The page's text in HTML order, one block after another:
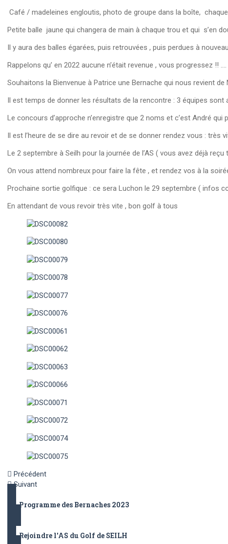
Café / madeleines engloutis, photo de groupe dans la boîte,
Petite balle jaune qui changera de main à chaque trou et qui s’en
Il y aura des balles égarées, puis retrouvées , puis perdues à
Rappelons qu’ en 2022 aucune n’était revenue , vous progressez
Souhaitons la Bienvenue à Patrice une Bernache qui nous revient
Il est temps de donner les résultats de la rencontre : 3 équipes sont
Le concours d’approche n’enregistre que 2 noms et c’est André qui
Il est l’heure de se dire au revoir et de se donner rendez vous : très
Le 2 septembre à Seilh pour la journée de l’AS ( vous avez déjà
On vous attend nombreux pour faire la fête , et rendez vos à la
Prochaine sortie golfique : ce sera Luchon le 29 septembre ( infos
En attendant de vous revoir très vite , bon golf à tous
Précédent
Suivant
Programme des Bernaches 2023
Rejoindre l'AS du Golf de SEILH